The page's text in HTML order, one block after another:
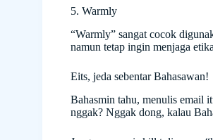
5. Warmly
“Warmly” sangat cocok
namun tetap ingin menjaga
Eits, jeda sebentar Bahasawan!
Bahasmin tahu, menulis email
nggak? Nggak dong, kalau